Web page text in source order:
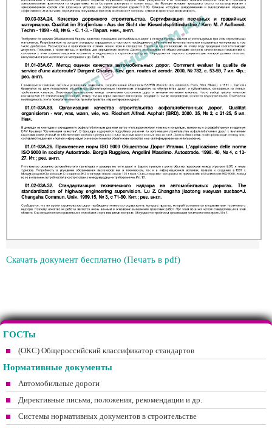
Скачать документ бесплатно (Печать в pdf)
ГОСТы
(ОКС) Общероссийский классификатор стандартов
Нормативные документы
Автомобильные дороги
Директивные письма, положения, рекомендации и др.
Системы нормативных документов в строительстве